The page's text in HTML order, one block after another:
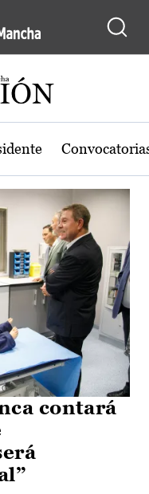
de Castilla-
contará